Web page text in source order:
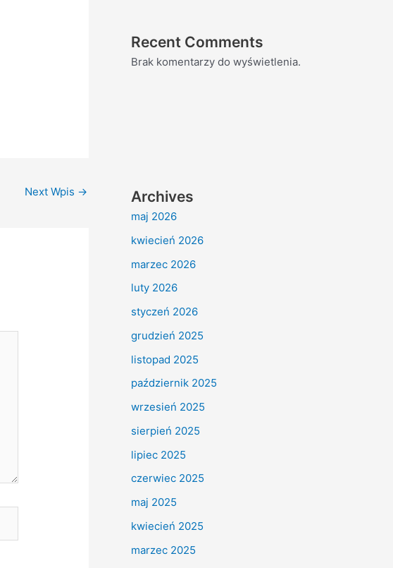
Next Wpis →
Recent Comments
Brak komentarzy do wyświetlenia.
Archives
maj 2026
kwiecień 2026
marzec 2026
luty 2026
styczeń 2026
grudzień 2025
listopad 2025
październik 2025
wrzesień 2025
sierpień 2025
lipiec 2025
czerwiec 2025
maj 2025
kwiecień 2025
marzec 2025